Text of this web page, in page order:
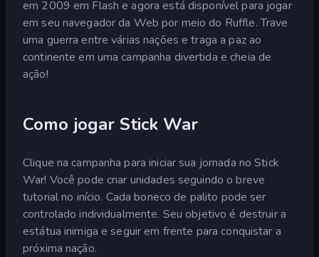
em 2009 em Flash e agora está disponível para jogar
em seu navegador da Web por meio do Ruffle. Trave
uma guerra entre várias nações e traga a paz ao
continente em uma campanha divertida e cheia de
ação!
Como jogar Stick War
Clique na campanha para iniciar sua jornada no Stick
War! Você pode criar unidades seguindo o breve
tutorial no início. Cada boneco de palito pode ser
controlado individualmente. Seu objetivo é destruir a
estátua inimiga e seguir em frente para conquistar a
próxima nação.